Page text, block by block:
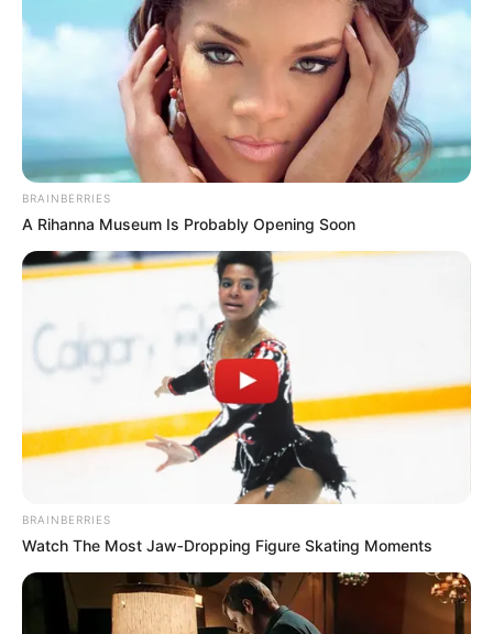
ΔΙΕΘΝΗ ΡΟΗ ΤΩΝ ΑΡΘΡΩΝ
Σκεφτείτε λογικά. Σκεφτείτε την
απόσπαση της προσοχής σε αυτήν την
ταινία που παρακολουθούμε
Σκεφτείτε λογικά. Σκεφτείτε την απόσπαση της προσοχής.
Σκεφτείτε τους πατριώτες στα υψηλότερα επίπεδα που θα
πρέπει να κάνουν πολλές προσωπικές θυσίες για αυτήν την
αποστολή....
BRAINBERRIES
A Rihanna Museum Is Probably Opening Soon
BRAINBERRIES
Watch The Most Jaw‑Dropping Figure Skating Moments